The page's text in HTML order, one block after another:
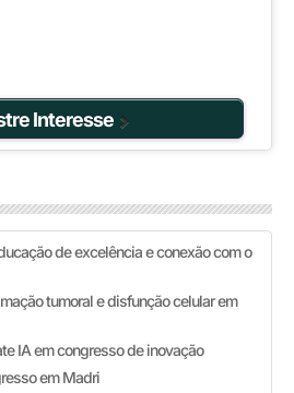
Interesse
de excelência e conexão com o
tumoral e disfunção celular em
IA em congresso de inovação
em Madri